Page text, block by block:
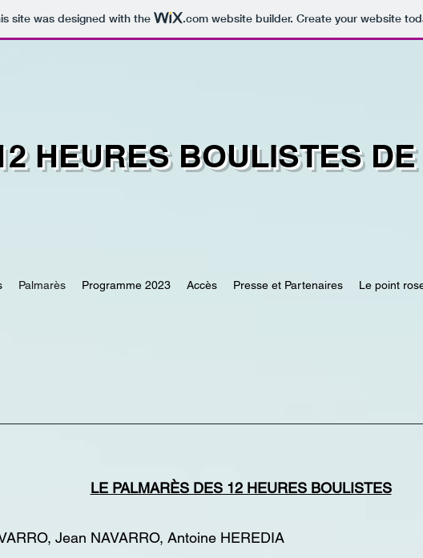
site was designed with the .comwebsite builder. Create your website
HEURES BOULISTES
Palmarès Programme 2023 Accès Presse et Partenaires Le point
LE PALMARÈS DES 12 HEURES BOULISTES
Jean NAVARRO, Antoine HEREDIA